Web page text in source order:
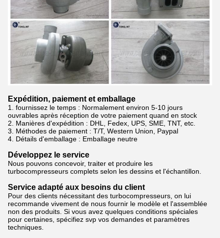
Expédition, paiement et emballage
1. fournissez le temps : Normalement environ 5-10 jours
ouvrables après réception de votre paiement quand en stock
2. Manières d'expédition : DHL, Fedex, UPS, SME, TNT, etc.
3. Méthodes de paiement : T/T, Western Union, Paypal
4. Détails d'emballage : Emballage neutre
Développez le service
Nous pouvons concevoir, traiter et produire les
turbocompresseurs complets selon les dessins et l'échantillon.
Service adapté aux besoins du client
Pour des clients nécessitant des turbocompresseurs, on lui
recommande vivement de nous fournir le modèle et l'assemblée
non des produits. Si vous avez quelques conditions spéciales
pour certaines, spécifiez svp vos demandes et paramètres
techniques.